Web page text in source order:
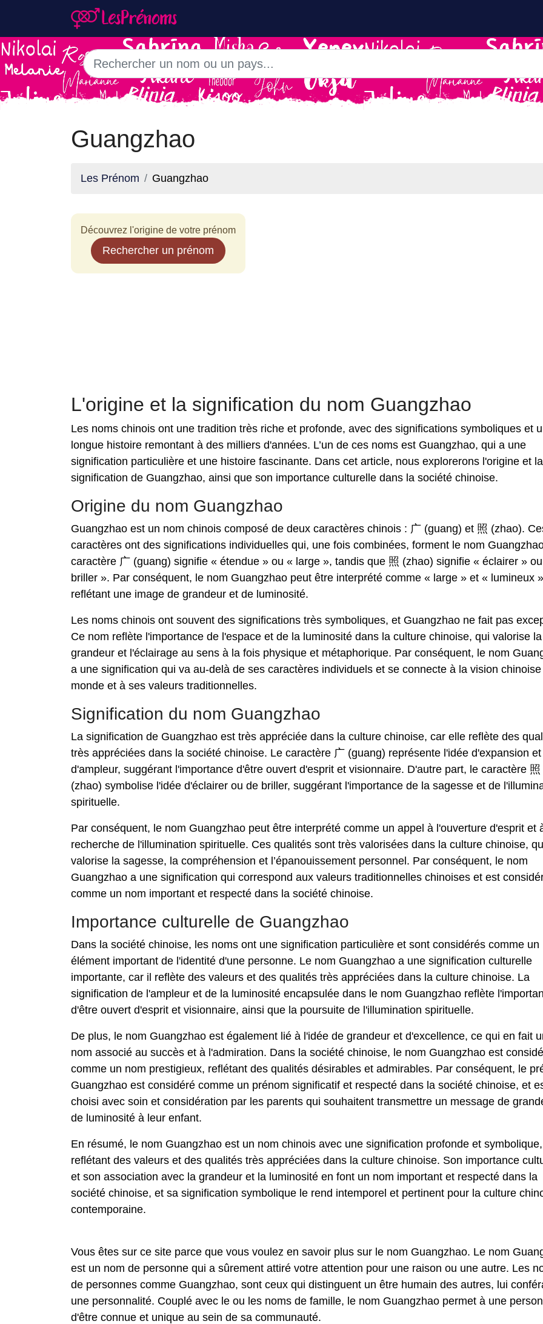
Guangzhao
Les Prénom Guangzhao
Découvrez l'origine de votre prénom
Rechercher un prénom
L'origine et la signification du nom Guangzhao
Les noms chinois ont une tradition très riche et profonde, avec des significations symboliques et
longue histoire remontant à des milliers d'années. L’un de ces noms est Guangzhao, qui a une
signification particulière et une histoire fascinante. Dans cet article, nous explorerons l'origine et la
signification de Guangzhao, ainsi que son importance culturelle dans la société chinoise.
Origine du nom Guangzhao
Guangzhao est un nom chinois composé de deux caractères chinois : 广 (guang) et 照 (zhao).
caractères ont des significations individuelles qui, une fois combinées, forment le nom
caractère 广 (guang) signifie « étendue » ou « large », tandis que 照 (zhao) signifie « éclairer »
briller ». Par conséquent, le nom Guangzhao peut être interprété comme « large » et « lumineux
reflétant une image de grandeur et de luminosité.
Les noms chinois ont souvent des significations très symboliques, et Guangzhao ne fait pas
Ce nom reflète l'importance de l'espace et de la luminosité dans la culture chinoise, qui valorise la
grandeur et l'éclairage au sens à la fois physique et métaphorique. Par conséquent, le nom
a une signification qui va au-delà de ses caractères individuels et se connecte à la vision chinoise
monde et à ses valeurs traditionnelles.
Signification du nom Guangzhao
La signification de Guangzhao est très appréciée dans la culture chinoise, car elle reflète des
très appréciées dans la société chinoise. Le caractère 广 (guang) représente l'idée d'expansion et
d'ampleur, suggérant l'importance d'être ouvert d'esprit et visionnaire. D'autre part, le caractère 照
(zhao) symbolise l'idée d'éclairer ou de briller, suggérant l'importance de la sagesse et de
spirituelle.
Par conséquent, le nom Guangzhao peut être interprété comme un appel à l'ouverture d'esprit et
recherche de l'illumination spirituelle. Ces qualités sont très valorisées dans la culture chinoise,
valorise la sagesse, la compréhension et l’épanouissement personnel. Par conséquent, le nom
Guangzhao a une signification qui correspond aux valeurs traditionnelles chinoises et est
comme un nom important et respecté dans la société chinoise.
Importance culturelle de Guangzhao
Dans la société chinoise, les noms ont une signification particulière et sont considérés comme un
élément important de l'identité d'une personne. Le nom Guangzhao a une signification culturelle
importante, car il reflète des valeurs et des qualités très appréciées dans la culture chinoise. La
signification de l'ampleur et de la luminosité encapsulée dans le nom Guangzhao reflète
d'être ouvert d'esprit et visionnaire, ainsi que la poursuite de l'illumination spirituelle.
De plus, le nom Guangzhao est également lié à l'idée de grandeur et d'excellence, ce qui en fait
nom associé au succès et à l'admiration. Dans la société chinoise, le nom Guangzhao est
comme un nom prestigieux, reflétant des qualités désirables et admirables. Par conséquent, le
Guangzhao est considéré comme un prénom significatif et respecté dans la société chinoise, et
choisi avec soin et considération par les parents qui souhaitent transmettre un message de
de luminosité à leur enfant.
En résumé, le nom Guangzhao est un nom chinois avec une signification profonde et symbolique,
reflétant des valeurs et des qualités très appréciées dans la culture chinoise. Son importance
et son association avec la grandeur et la luminosité en font un nom important et respecté dans la
société chinoise, et sa signification symbolique le rend intemporel et pertinent pour la culture
contemporaine.
Vous êtes sur ce site parce que vous voulez en savoir plus sur le nom Guangzhao. Le nom
est un nom de personne qui a sûrement attiré votre attention pour une raison ou une autre. Les
de personnes comme Guangzhao, sont ceux qui distinguent un être humain des autres, lui
une personnalité. Couplé avec le ou les noms de famille, le nom Guangzhao permet à une
d'être connue et unique au sein de sa communauté.